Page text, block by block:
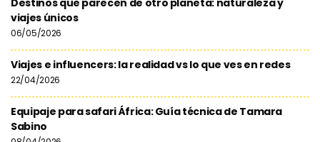
Destinos que parecen de otro planeta: naturaleza y
viajes únicos
06/05/2026
Viajes e influencers: la realidad vs lo que ves en redes
22/04/2026
Equipaje para safari África: Guía técnica de Tamara
Sabino